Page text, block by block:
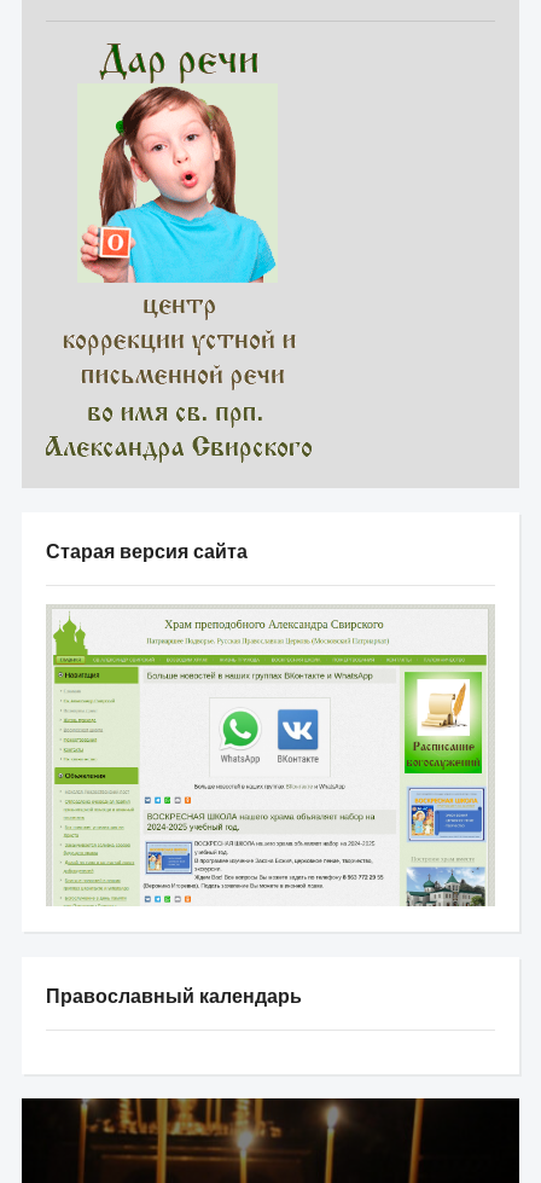
Старая версия сайта
Православный календарь